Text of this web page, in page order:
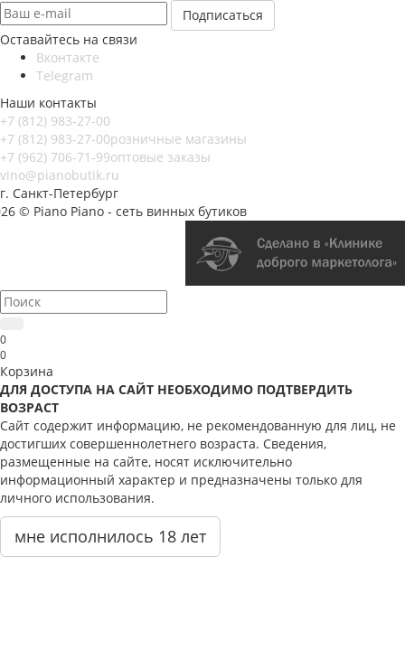
Оставайтесь на связи
Вконтакте
Telegram
Наши контакты
+7 (812) 983-27-00
+7 (812) 983-27-00розничные магазины
+7 (962) 706-71-99оптовые заказы
vino@pianobutik.ru
г. Санкт-Петербург
© Piano Piano - сеть винных бутиков
0
0
Корзина
ДЛЯ ДОСТУПА НА САЙТ НЕОБХОДИМО ПОДТВЕРДИТЬ
ВОЗРАСТ
Сайт содержит информацию, не рекомендованную для лиц, не
достигших совершеннолетнего возраста. Сведения,
размещенные на сайте, носят исключительно
информационный характер и предназначены только для
личного использования.
мне исполнилось 18 лет